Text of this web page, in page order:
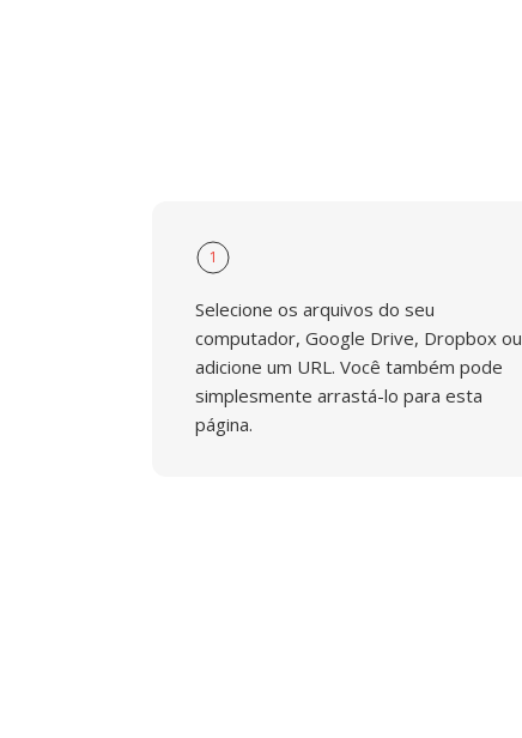
1
Selecione os arquivos do seu
computador, Google Drive, Dropbox ou
adicione um URL. Você também pode
simplesmente arrastá-lo para esta
página.